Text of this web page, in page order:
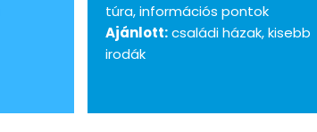
túra, információs pontok
Ajánlott:családi házak, kisebb
irodák